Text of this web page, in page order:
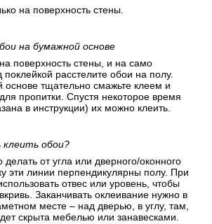
на поверхность стены.
на бумажной основе
поверхность стены, и на само
расстелите обои на полу.
тщательно смажьте клеем и
пропитки. Спустя некоторое время
в инструкции) их можно клеить.
обои?
делать от угла или дверного/оконного
эти линии перпендикулярны полу. При
отвес или уровень, чтобы
Заканчивать оклеивание нужно в
месте – над дверью, в углу, там,
скрыта мебелью или занавесками.